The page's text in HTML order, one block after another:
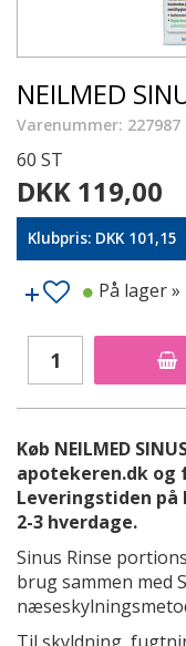
NEILMED
Varenummer: 227987
60 ST
DKK 119,00
Klubpris: DKK 101,15
På lager»
Køb NEILMED
apotekeren.dk
Leveringstiden på
2-3 hverdage.
Sinus Rinse
brug sammen med